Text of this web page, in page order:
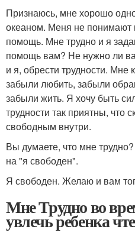
Признаюсь, мне хорошо
океаном. Меня не понимают
помощь. Мне трудно и я
помощь вам? Не нужно ли
и я, обрести трудности.
забыли любить, забыли
забыли жить. Я хочу быть
трудности так приятны, что
свободным внутри.
Вы думаете, что мне
на "я свободен".
Я свободен. Желаю и вам
Мне Трудно во
увлечь ребенка